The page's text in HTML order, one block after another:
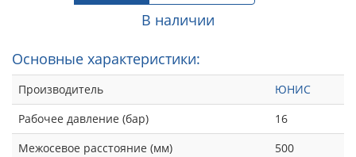
В наличии
Основные характеристики:
Производитель
ЮНИС
Рабочее давление (бар)
16
Межосевое расстояние (мм)
500